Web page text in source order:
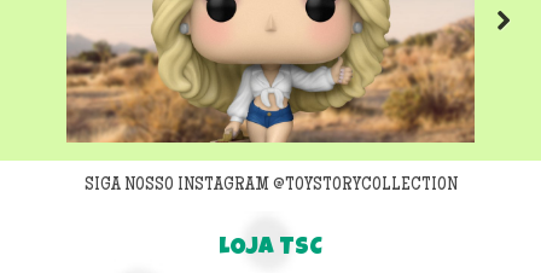
Next
SIGA NOSSO INSTAGRAM @TOYSTORYCOLLECTION
LOJA TSC